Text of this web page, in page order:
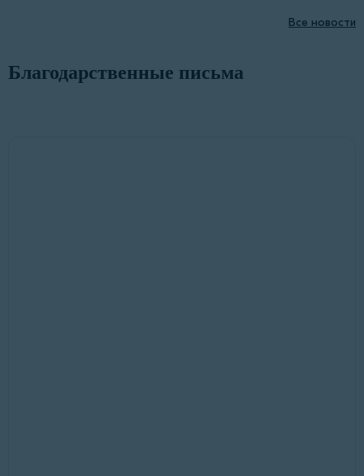
Все новости
Благодарственные письма